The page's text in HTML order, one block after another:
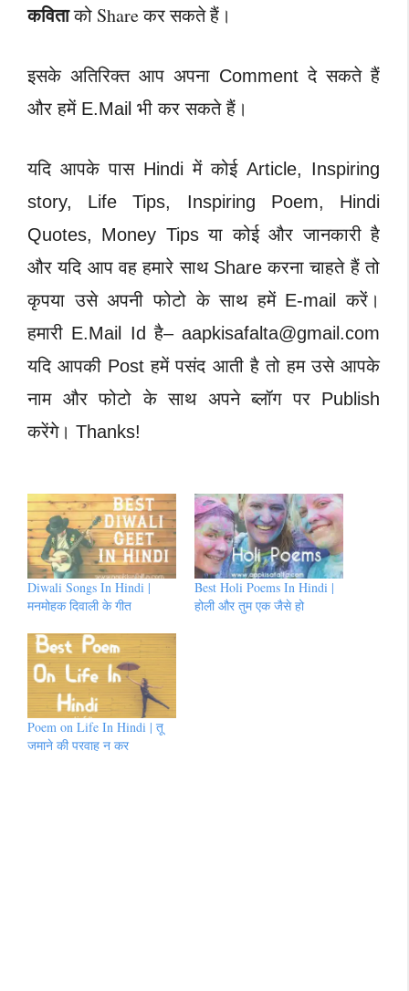
कविताको Share कर सकते हैं।
इसके अतिरिक्त आप अपना Comment दे सकते हैं
और हमें E.Mail भी कर सकते हैं।
यदि आपके पास Hindi में कोई Article, Inspiring
story, Life Tips, Inspiring Poem, Hindi
Quotes, Money Tips या कोई और जानकारी है
और यदि आप वह हमारे साथ Share करना चाहते हैं तो
कृपया उसे अपनी फोटो के साथ हमें E-mail करें।
हमारी E.Mail Id है– aapkisafalta@gmail.com
यदि आपकी Post हमें पसंद आती है तो हम उसे आपके
नाम और फोटो के साथ अपने ब्लॉग पर Publish
करेंगे। Thanks!
Diwali Songs In Hindi |
मनमोहक दिवाली के गीत
Best Holi Poems In Hindi |
होली और तुम एक जैसे‌ हो
Poem on Life In Hindi | तू
जमाने की परवाह न कर